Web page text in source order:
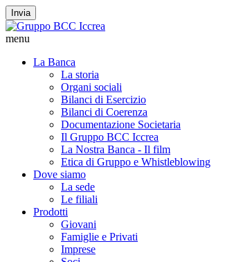
Invia
menu
La Banca
La storia
Organi sociali
Bilanci di Esercizio
Bilanci di Coerenza
Documentazione Societaria
Il Gruppo BCC Iccrea
La Nostra Banca - Il film
Etica di Gruppo e Whistleblowing
Dove siamo
La sede
Le filiali
Prodotti
Giovani
Famiglie e Privati
Imprese